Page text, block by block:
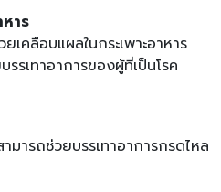
าร
เคลือบแผลในกระเพาะอาหาร
รรเทาอาการของผู้ที่เป็นโรค
ารถช่วยบรรเทาอาการกรดไหล